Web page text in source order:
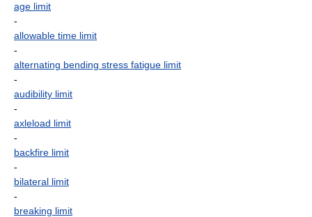
age limit
-
allowable time limit
-
alternating bending stress fatigue limit
-
audibility limit
-
axleload limit
-
backfire limit
-
bilateral limit
-
breaking limit